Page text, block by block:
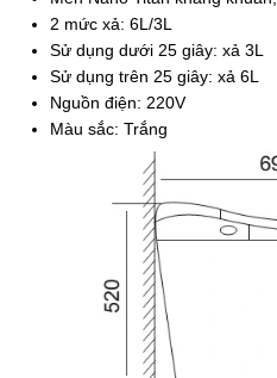
2 mức xả: 6L/3L
Sử dụng dưới 25 giây: xả 3L
Sử dụng trên 25 giây: xả 6L
Nguồn điện: 220V
Màu sắc: Trắng